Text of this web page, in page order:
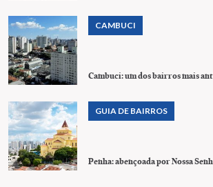
CAMBUCI
Cambuci: um dos bairros mais
GUIA DE BAIRROS
Penha: abençoada por Nossa